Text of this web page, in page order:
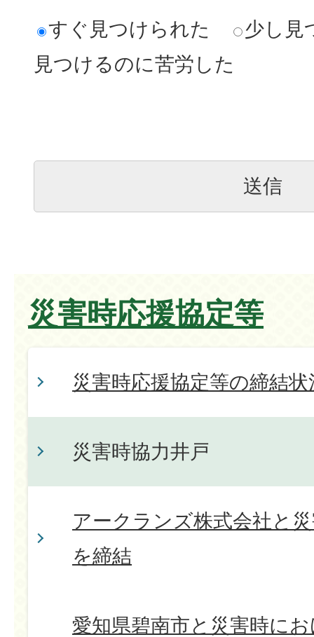
すぐ見つけられた
少し見
見つけるのに苦労した
災害時応援協定等
災害時応援協定等の締結状
災害時協力井戸
アークランズ株式会社と
を締結
愛知県碧南市と災害時に